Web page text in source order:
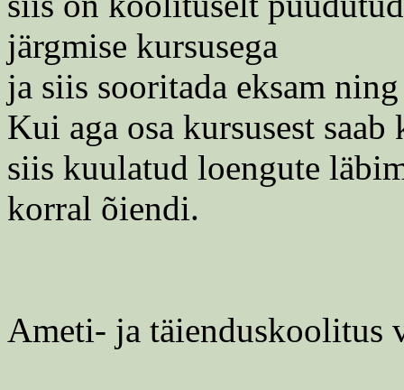
järgmise kursusega
ja siis sooritada eksam
Kui aga osa kursusest
siis kuulatud loengute
korral õiendi.
Ameti- ja täienduskoolitus